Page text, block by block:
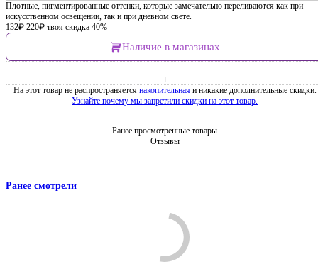
Плотные, пигментированные оттенки, которые замечательно переливаются как при
искусственном освещении, так и при дневном свете.
132₽ 220₽ твоя скидка 40%
Наличие в магазинах
ℹ
На этот товар не распространяется накопительнаяи никакие дополнительные скидки.
Узнайте почему мы запретили скидки на этот товар.
Ранее просмотренные товары
Отзывы
Ранее смотрели